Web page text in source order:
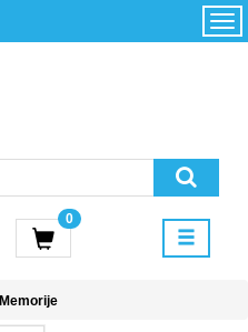
0
Početna
korišćenja i
Memorije